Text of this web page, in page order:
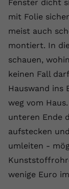
Fenster dicht
mit Folie
meist auch
montiert. In
schauen,
keinen Fall
Hauswand ins
weg vom
unteren Ende
aufstecken
umleiten -
wenige Euro
Name
Laufzeit
Zweck